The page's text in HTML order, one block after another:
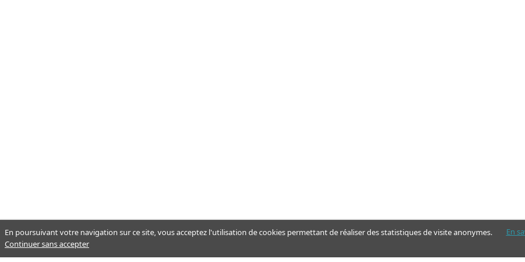
En poursuivant votre navigation sur ce site, vous acceptez l'utilisation de cookies permettant de réaliser des statistiques de visite anonymes. En
Continuer sans accepter